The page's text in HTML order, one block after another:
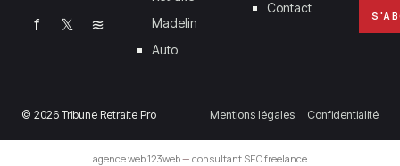
f 𝕏 ≋
Madelin
Auto
Contact
© 2026 Tribune Retraite Pro Mentions légales Confidentialité
agence web 123web— consultant SEO freelance